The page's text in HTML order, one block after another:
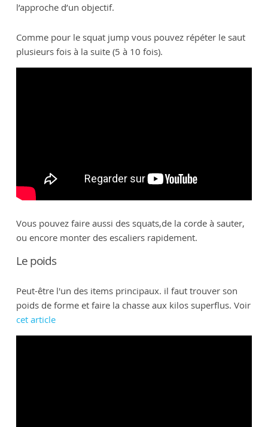
l’approche d’un objectif.
Comme pour le squat jump vous pouvez répéter le saut
plusieurs fois à la suite (5 à 10 fois).
Vous pouvez faire aussi des squats,de la corde à sauter,
ou encore monter des escaliers rapidement.
Le poids
Peut-être l'un des items principaux. il faut trouver son
poids de forme et faire la chasse aux kilos superflus. Voir
cet article